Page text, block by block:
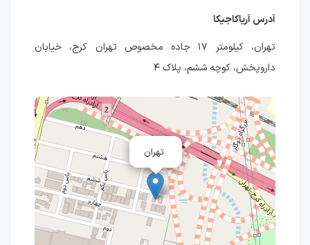
آدرس آریاکاجیکا
تهران، کیلومتر ۱۷ جاده مخصوص تهران کرج، خیابان
داروپخش، کوچه ششم، پلاک ۴
تهران